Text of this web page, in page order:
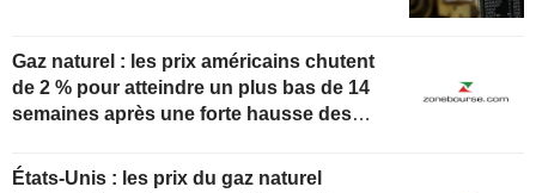
Gaz naturel : les prix américains chutent
de 2 % pour atteindre un plus bas de 14
semaines après une forte hausse des
États-Unis : les prix du gaz naturel